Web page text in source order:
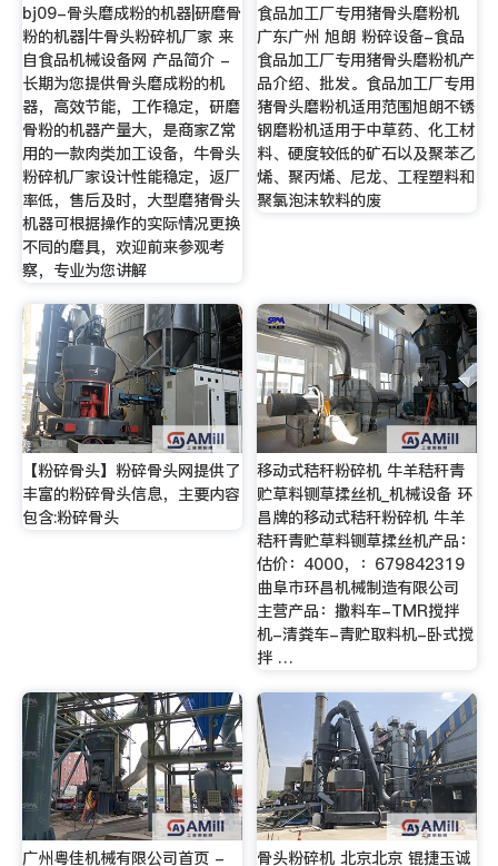
bj09-骨头磨成粉的机器|研磨骨
粉的机器|牛骨头粉碎机厂家 来
自食品机械设备网 产品简介 -
长期为您提供骨头磨成粉的机
器，高效节能，工作稳定，研磨
骨粉的机器产量大，是商家Z常
用的一款肉类加工设备，牛骨头
粉碎机厂家设计性能稳定，返厂
率低，售后及时，大型磨猪骨头
机器可根据操作的实际情况更换
不同的磨具，欢迎前来参观考
察，专业为您讲解
食品加工厂专用猪骨头磨粉机
广东广州 旭朗 粉碎设备-食品
食品加工厂专用猪骨头磨粉机产
品介绍、批发。食品加工厂专用
猪骨头磨粉机适用范围旭朗不锈
钢磨粉机适用于中草药、化工材
料、硬度较低的矿石以及聚苯乙
烯、聚丙烯、尼龙、工程塑料和
聚氯泡沫软料的废
【粉碎骨头】粉碎骨头网提供了
丰富的粉碎骨头信息，主要内容
包含:粉碎骨头
移动式秸秆粉碎机 牛羊秸秆青
贮草料铡草揉丝机_机械设备 环
昌牌的移动式秸秆粉碎机 牛羊
秸秆青贮草料铡草揉丝机产品：
估价：4000，：679842319
曲阜市环昌机械制造有限公司
主营产品：撒料车-TMR搅拌
机-清粪车-青贮取料机-卧式搅
拌 …
广州粤佳机械有限公司首页 - 骨头粉碎机 北京北京 锟捷玉诚